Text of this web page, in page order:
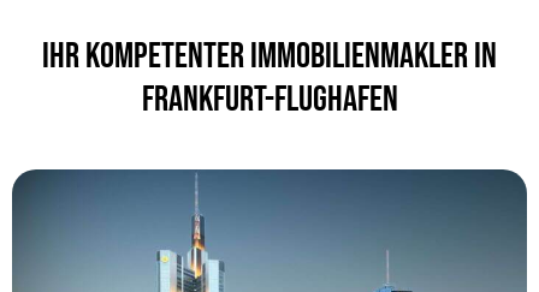
IHR KOMPETENTER IMMOBILIENMAKLER IN
FRANKFURT-FLUGHAFEN